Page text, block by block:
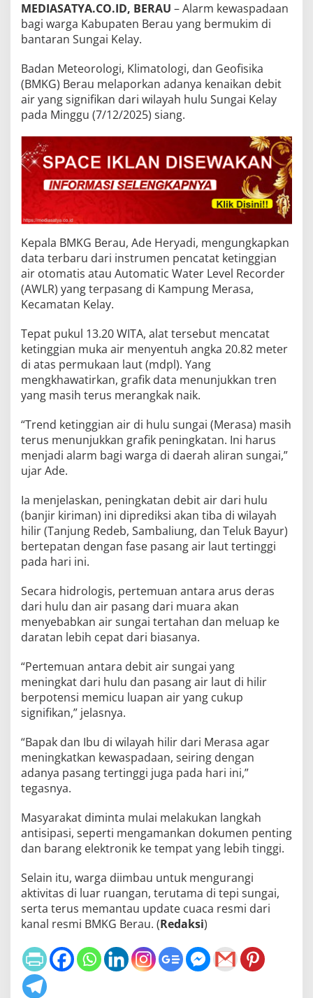
MEDIASATYA.CO.ID, BERAU – Alarm kewaspadaan
bagi warga Kabupaten Berau yang bermukim di
bantaran Sungai Kelay.
Badan Meteorologi, Klimatologi, dan Geofisika
(BMKG) Berau melaporkan adanya kenaikan debit
air yang signifikan dari wilayah hulu Sungai Kelay
pada Minggu (7/12/2025) siang.
Kepala BMKG Berau, Ade Heryadi, mengungkapkan
data terbaru dari instrumen pencatat ketinggian
air otomatis atau Automatic Water Level Recorder
(AWLR) yang terpasang di Kampung Merasa,
Kecamatan Kelay.
Tepat pukul 13.20 WITA, alat tersebut mencatat
ketinggian muka air menyentuh angka 20.82 meter
di atas permukaan laut (mdpl). Yang
mengkhawatirkan, grafik data menunjukkan tren
yang masih terus merangkak naik.
“Trend ketinggian air di hulu sungai (Merasa) masih
terus menunjukkan grafik peningkatan. Ini harus
menjadi alarm bagi warga di daerah aliran sungai,”
ujar Ade.
Ia menjelaskan, peningkatan debit air dari hulu
(banjir kiriman) ini diprediksi akan tiba di wilayah
hilir (Tanjung Redeb, Sambaliung, dan Teluk Bayur)
bertepatan dengan fase pasang air laut tertinggi
pada hari ini.
Secara hidrologis, pertemuan antara arus deras
dari hulu dan air pasang dari muara akan
menyebabkan air sungai tertahan dan meluap ke
daratan lebih cepat dari biasanya.
“Pertemuan antara debit air sungai yang
meningkat dari hulu dan pasang air laut di hilir
berpotensi memicu luapan air yang cukup
signifikan,” jelasnya.
“Bapak dan Ibu di wilayah hilir dari Merasa agar
meningkatkan kewaspadaan, seiring dengan
adanya pasang tertinggi juga pada hari ini,”
tegasnya.
Masyarakat diminta mulai melakukan langkah
antisipasi, seperti mengamankan dokumen penting
dan barang elektronik ke tempat yang lebih tinggi.
Selain itu, warga diimbau untuk mengurangi
aktivitas di luar ruangan, terutama di tepi sungai,
serta terus memantau update cuaca resmi dari
kanal resmi BMKG Berau. (Redaksi)